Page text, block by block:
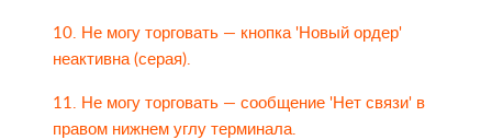
10. Не могу торговать — кнопка 'Новый ордер'
неактивна (серая).
11. Не могу торговать — сообщение 'Нет связи' в
правом нижнем углу терминала.